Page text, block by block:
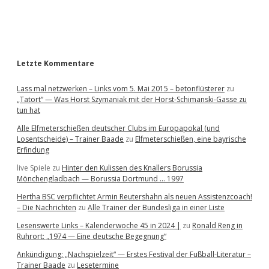
Letzte Kommentare
Lass mal netzwerken – Links vom 5. Mai 2015 – betonflüsterer zu
„Tatort“ — Was Horst Szymaniak mit der Horst-Schimanski-Gasse zu
tun hat
Alle Elfmeterschießen deutscher Clubs im Europapokal (und
Losentscheide) – Trainer Baade zu Elfmeterschießen, eine bayrische
Erfindung
live Spiele zu Hinter den Kulissen des Knallers Borussia
Mönchengladbach — Borussia Dortmund … 1997
Hertha BSC verpflichtet Armin Reutershahn als neuen Assistenzcoach!
– Die Nachrichten zu Alle Trainer der Bundesliga in einer Liste
Lesenswerte Links – Kalenderwoche 45 in 2024 | zu Ronald Reng in
Ruhrort: „1974 — Eine deutsche Begegnung“
Ankündigung: „Nachspielzeit“ — Erstes Festival der Fußball-Literatur –
Trainer Baade zu Lesetermine